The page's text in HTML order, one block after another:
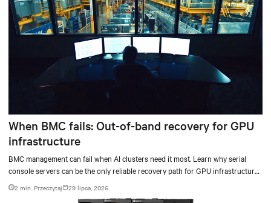
When BMC fails: Out-of-band recovery for GPU
infrastructure
BMC management can fail when AI clusters need it most. Learn why serial
console servers can be the only reliable recovery path for GPU infrastructure
at scale.
2 min. Przeczytaj 29 lipca, 2026